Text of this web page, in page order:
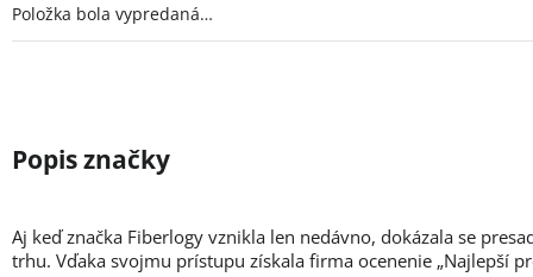
Položka bola vypredaná…
Aj keď značka Fiberlogy vznikla len nedávno, dokázala se
trhu. Vďaka svojmu prístupu získala firma ocenenie „Najlepší